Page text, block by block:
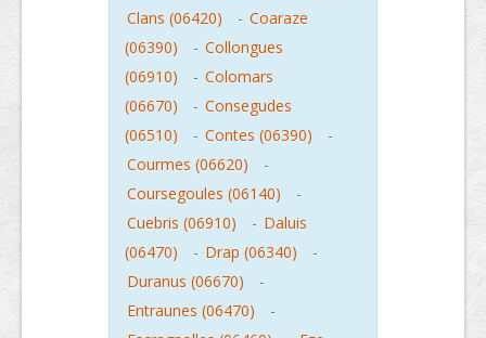
Clans (06420)
- Coaraze
(06390)
- Collongues
(06910)
- Colomars
(06670)
- Consegudes
(06510)
- Contes (06390)
-
Courmes (06620)
-
Coursegoules (06140)
-
Cuebris (06910)
- Daluis
(06470)
- Drap (06340)
-
Duranus (06670)
-
Entraunes (06470)
-